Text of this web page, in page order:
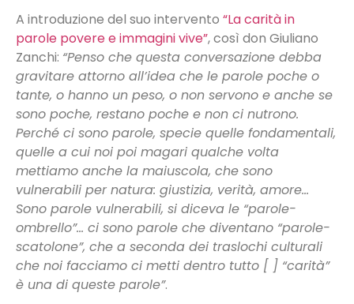
A introduzione del suo intervento “La carità in
parole povere e immagini vive”, così don Giuliano
Zanchi: “Penso che questa conversazione debba
gravitare attorno all’idea che le parole poche o
tante, o hanno un peso, o non servono e anche se
sono poche, restano poche e non ci nutrono.
Perché ci sono parole, specie quelle fondamentali,
quelle a cui noi poi magari qualche volta
mettiamo anche la maiuscola, che sono
vulnerabili per natura: giustizia, verità, amore…
Sono parole vulnerabili, si diceva le “parole-
ombrello”… ci sono parole che diventano “parole-
scatolone”, che a seconda dei traslochi culturali
che noi facciamo ci metti dentro tutto [ ] “carità”
è una di queste parole”.